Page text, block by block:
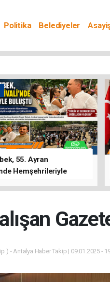
Politika Belediyeler
55. Ayran
Hemşehrileriyle
) - Antalya Haber Takip | 09.01.2025 -